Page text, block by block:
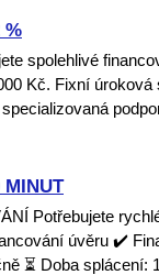
%
spolehlivé
Kč. Fixní úroková
MINUT
Potřebujete
úvěru ✔️
⏳ Doba splácení: